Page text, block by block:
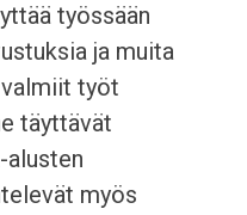
työssään
ja muita
työt
täyttävät
alusten
myös